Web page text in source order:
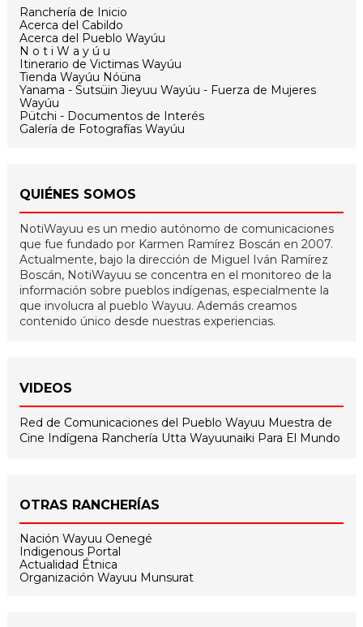
Ranchería de Inicio
Acerca del Cabildo
Acerca del Pueblo Wayúu
N o t i W a y ú u
Itinerario de Victimas Wayúu
Tienda Wayúu Nóüna
Yanama - Sutsüin Jieyuu Wayúu - Fuerza de Mujeres
Wayúu
Pütchi - Documentos de Interés
Galería de Fotografías Wayúu
QUIÉNES SOMOS
NotiWayuu es un medio autónomo de comunicaciones
que fue fundado por Karmen Ramírez Boscán en 2007.
Actualmente, bajo la dirección de Miguel Iván Ramírez
Boscán, NotiWayuu se concentra en el monitoreo de la
información sobre pueblos indígenas, especialmente la
que involucra al pueblo Wayuu. Además creamos
contenido único desde nuestras experiencias.
VIDEOS
Red de Comunicaciones del Pueblo Wayuu Muestra de
Cine Indígena Ranchería Utta Wayuunaiki Para El Mundo
OTRAS RANCHERÍAS
Nación Wayuu Oenegé
Indigenous Portal
Actualidad Étnica
Organización Wayuu Munsurat